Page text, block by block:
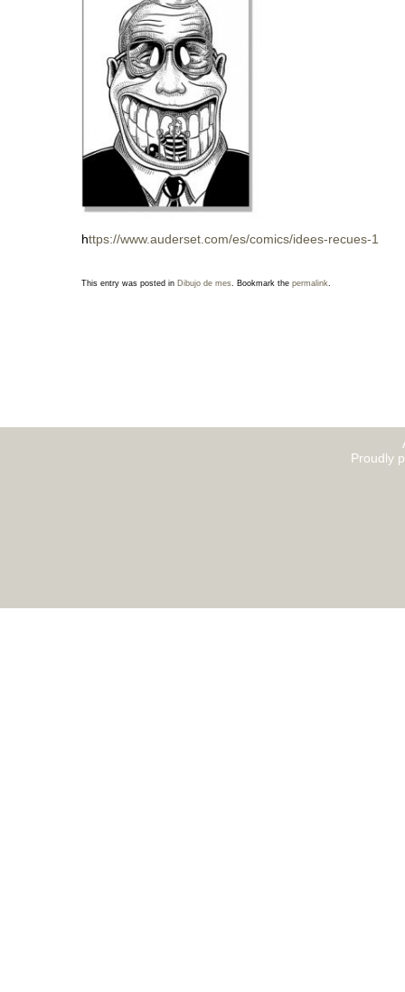
https://www.auderset.com/es/comics/idees-recues-1
This entry was posted in Dibujo de mes. Bookmark the permalink.
Proudly